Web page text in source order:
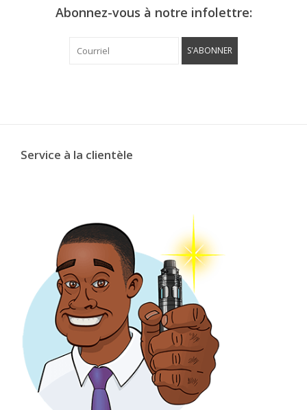
Abonnez-vous à notre infolettre:
S'ABONNER
Service à la clientèle